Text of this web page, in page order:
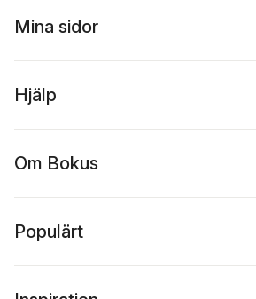
Mina sidor
Hjälp
Om Bokus
Populärt